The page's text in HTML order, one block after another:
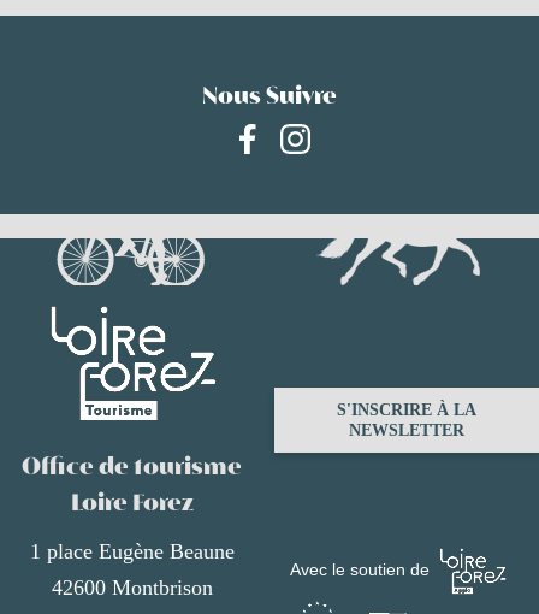
Nous Suivre
Office de tourisme
Loire Forez
1 place Eugène Beaune
42600 Montbrison
S'INSCRIRE À LA
NEWSLETTER
Avec le soutien de